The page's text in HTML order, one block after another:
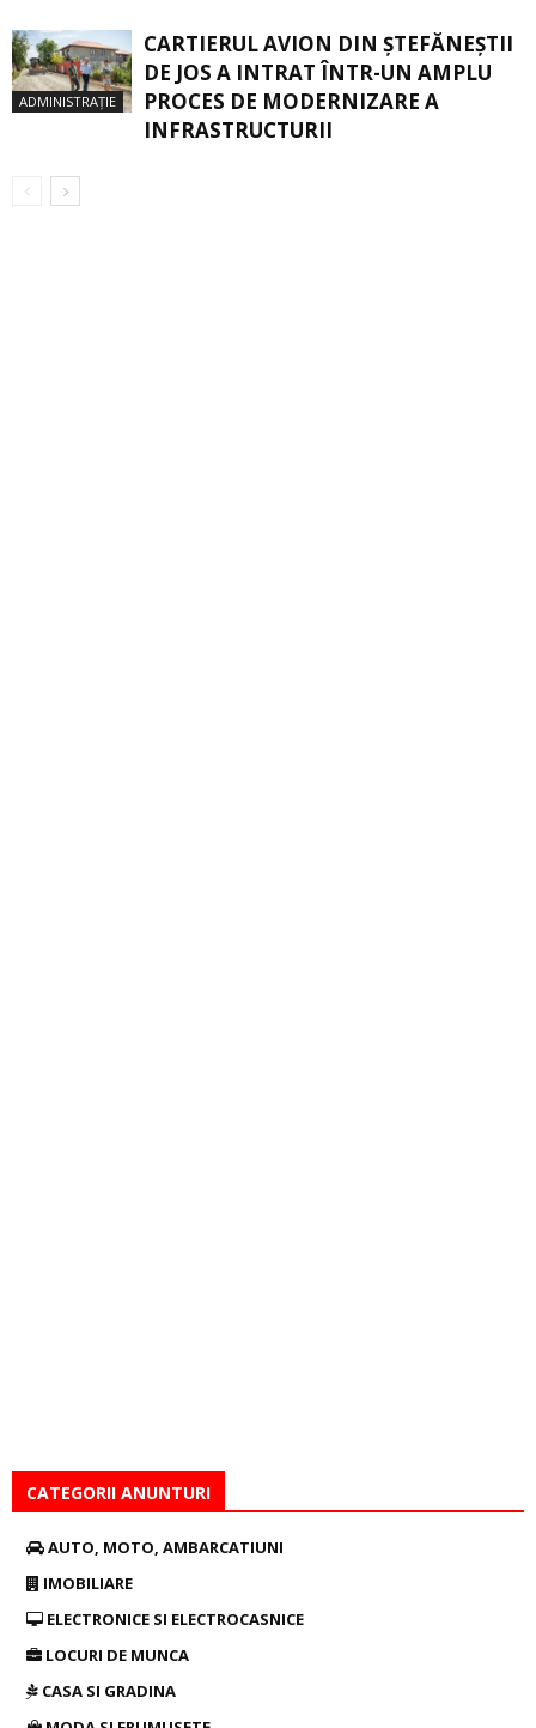
ADMINISTRAȚIE
CARTIERUL AVION DIN ŞTEFĂNEŞTII
DE JOS A INTRAT ÎNTR-UN AMPLU
PROCES DE MODERNIZARE A
INFRASTRUCTURII
CATEGORII ANUNTURI
AUTO, MOTO, AMBARCATIUNI
IMOBILIARE
ELECTRONICE SI ELECTROCASNICE
LOCURI DE MUNCA
CASA SI GRADINA